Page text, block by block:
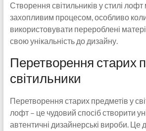
Створення світильників у стилі
захопливим процесом, особливо
використовувати перероблені
свою унікальність до дизайну.
Перетворення старих
світильники
Перетворення старих предметів у
лофт – це чудовий спосіб створити
автентичні дизайнерські вироби. Це